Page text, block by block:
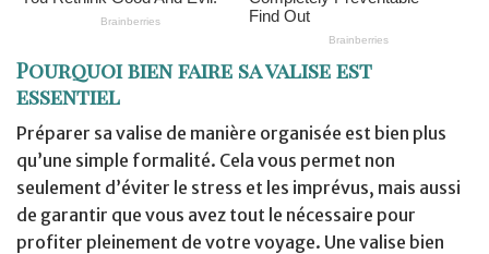
Pourquoi bien faire sa valise est
essentiel
Préparer sa valise de manière organisée est bien plus
qu’une simple formalité. Cela vous permet non
seulement d’éviter le stress et les imprévus, mais aussi
de garantir que vous avez tout le nécessaire pour
profiter pleinement de votre voyage. Une valise bien